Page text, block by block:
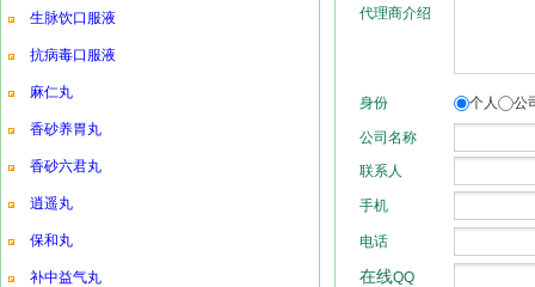
生脉饮口服液
抗病毒口服液
麻仁丸
香砂养胃丸
香砂六君丸
逍遥丸
保和丸
补中益气丸